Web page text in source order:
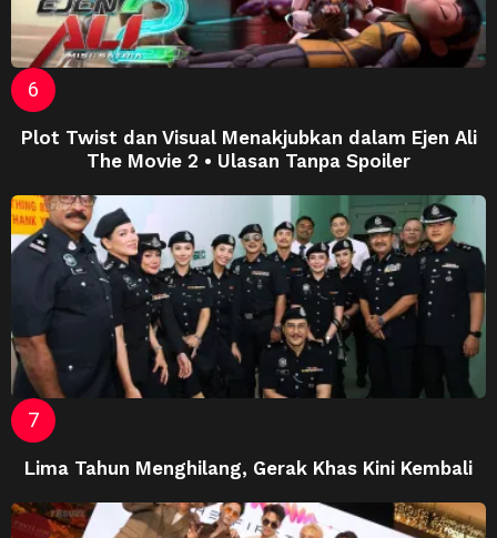
Plot Twist dan Visual Menakjubkan dalam Ejen Ali
The Movie 2 • Ulasan Tanpa Spoiler
Lima Tahun Menghilang, Gerak Khas Kini Kembali